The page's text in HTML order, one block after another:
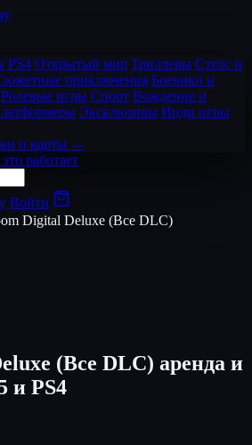
PS4 Открытый мир Триллеры Стелс и
приключения Боевики и
Ролевые игры Спорт Вождение и
Эксклюзивы Инди игры
и карты →
работает
Войти
Digital Deluxe (Все DLC)
(Все DLC) аренда и
и PS4